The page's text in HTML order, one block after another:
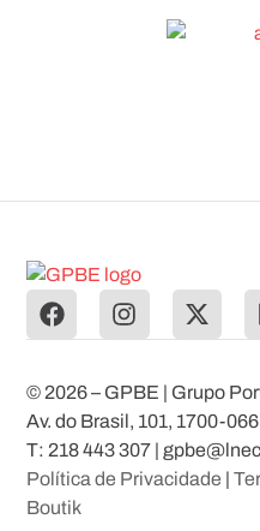
© 2026 – GPBE | Grupo
Av. do Brasil, 101, 1700-
T: 218 443 307 |
Política de Privacidade |
Boutik